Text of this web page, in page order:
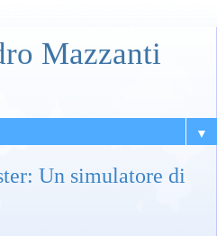
Mazzanti
▼
Un simulatore di